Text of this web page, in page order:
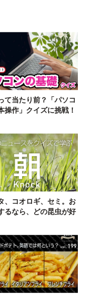
て当たり前？「パソコ
操作」クイズに挑戦！
、コオロギ、セミ。お
るなら、どの昆虫が好